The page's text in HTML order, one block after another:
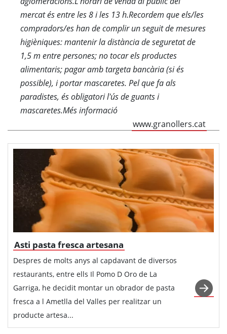
mercat és entre les 8 i les 13 h.Recordem que els/les
compradors/es han de complir un seguit de mesures
higièniques: mantenir la distància de seguretat de
1,5 m entre persones; no tocar els productes
alimentaris; pagar amb targeta bancària (si és
possible), i portar mascaretes. Pel que fa als
paradistes, és obligatori l'ús de guants i
mascaretes.Més informació
www.granollers.cat
Asti pasta fresca artesana
Despres de molts anys al capdavant de diversos
restaurants, entre ells Il Pomo D Oro de La
Garriga, he decidit montar un obrador de pasta
fresca a l Ametlla del Valles per realitzar un
producte artesa...